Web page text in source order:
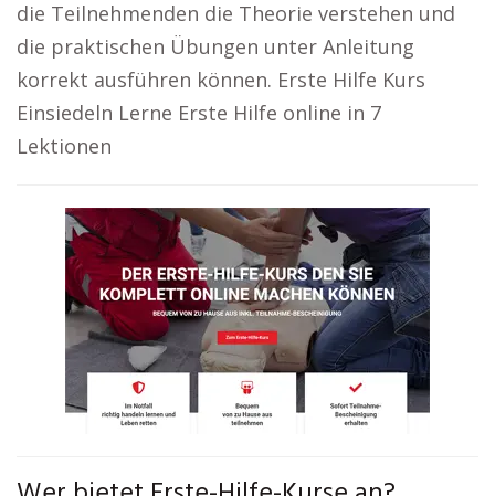
die Teilnehmenden die Theorie verstehen und
die praktischen Übungen unter Anleitung
korrekt ausführen können. Erste Hilfe Kurs
Einsiedeln Lerne Erste Hilfe online in 7
Lektionen